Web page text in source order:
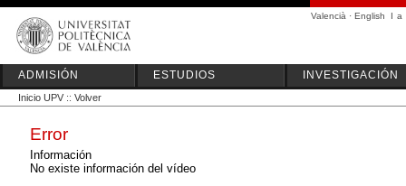
Valencià · English I a
ADMISIÓN ESTUDIOS INVESTIGACIÓN
Inicio UPV :: Volver
Error
Información
No existe información del vídeo